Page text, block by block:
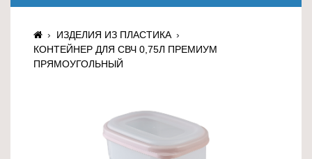
ИЗДЕЛИЯ ИЗ ПЛАСТИКА
КОНТЕЙНЕР ДЛЯ СВЧ 0,75Л ПРЕМИУМ
ПРЯМОУГОЛЬНЫЙ
для
животных